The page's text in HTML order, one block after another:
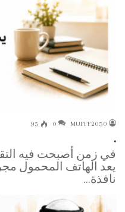
MUFFF2030
0
93
.
في زمن أصبحت فيه
يعد الهاتف المحمول
نافذة…